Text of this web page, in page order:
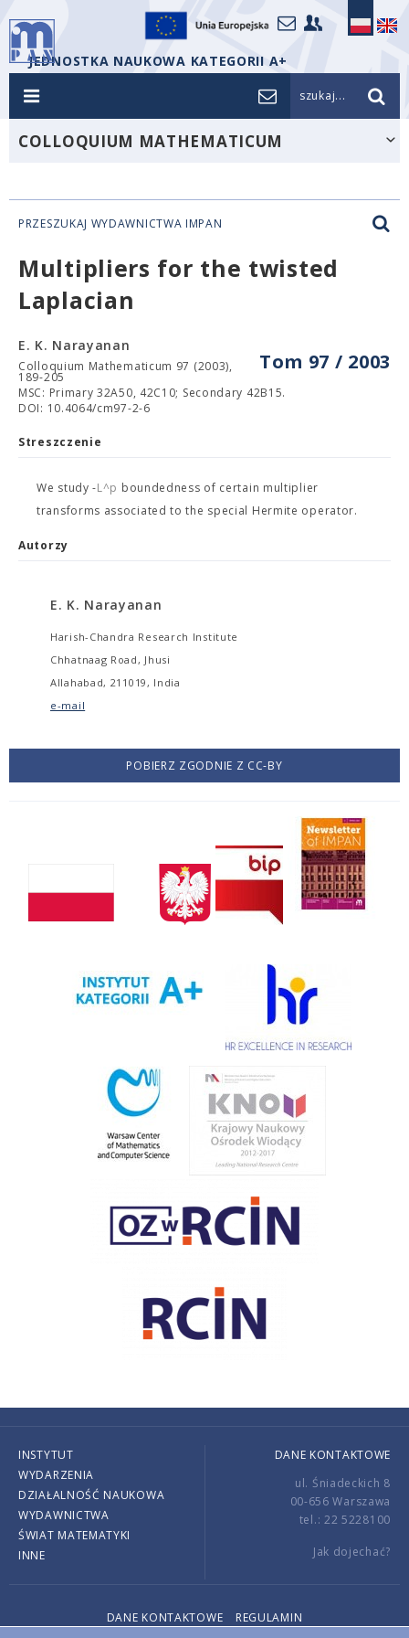
JEDNOSTKA NAUKOWA KATEGORII A+
szukaj...
COLLOQUIUM MATHEMATICUM
PRZESZUKAJ WYDAWNICTWA IMPAN
Multipliers for the twisted
Laplacian
Tom 97 / 2003
E. K. Narayanan
Colloquium Mathematicum 97 (2003),
189-205
MSC: Primary 32A50, 42C10; Secondary 42B15.
DOI: 10.4064/cm97-2-6
Streszczenie
We study-L^p boundedness of certain multiplier
transforms associated to the special Hermite operator.
Autorzy
E. K. Narayanan
Harish-Chandra Research Institute
Chhatnaag Road, Jhusi
Allahabad, 211019, India
e-mail
POBIERZ ZGODNIE Z CC-BY
INSTYTUT
WYDARZENIA
DZIAŁALNOŚĆ NAUKOWA
WYDAWNICTWA
ŚWIAT MATEMATYKI
INNE
DANE KONTAKTOWE
ul. Śniadeckich 8
00-656 Warszawa
tel.: 22 5228100
Jak dojechać?
DANE KONTAKTOWE
REGULAMIN